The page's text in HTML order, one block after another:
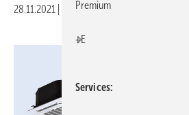
28.11.2021 Veröffentlicht in
Premium
+E
Services